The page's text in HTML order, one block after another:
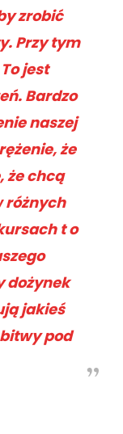
zrobić
Przy tym
jest
Bardzo
naszej
że
że chcą
różnych
t o
dożynek
jakieś
pod